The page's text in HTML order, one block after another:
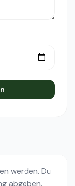
werden. Du
abgeben.